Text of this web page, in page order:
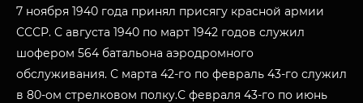
7 ноября 1940 года принял присягу красной армии
СССР. С августа 1940 по март 1942 годов служил
шофером 564 батальона аэродромного
обслуживания. С марта 42-го по февраль 43-го служил
в 80-ом стрелковом полку.С февраля 43-го по июнь